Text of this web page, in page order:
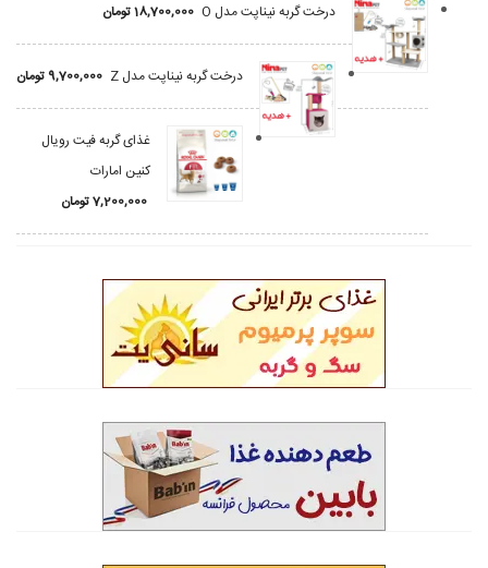
درخت گربه نیناپت مدل O 18,700,000تومان
درخت گربه نیناپت مدل Z 9,700,000 تومان
غذای گربه فیت رویال
کنین امارات
7,200,000تومان